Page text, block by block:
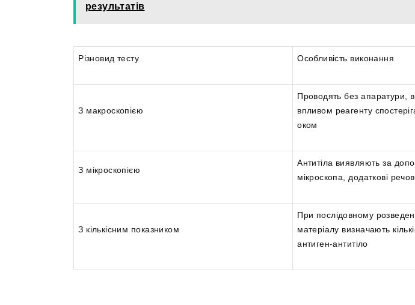
результатів
Різновид тесту Особливість виконання
З макроскопією
Проводять без апаратури,
впливом реагенту
оком
З мікроскопією
Антитіла виявляють за
мікроскопа, додаткові
З кількісним показником
При послідовному
матеріалу визначають
антиген-антитіло